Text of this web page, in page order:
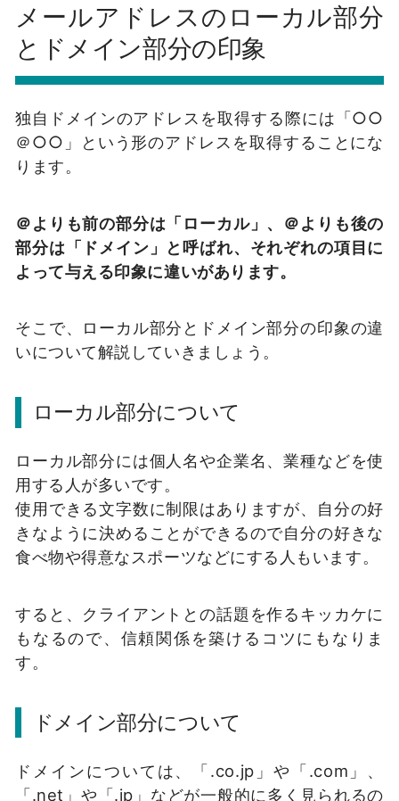
メールアドレスのローカル部分
とドメイン部分の印象
独自ドメインのアドレスを取得する際には「○○
＠○○」という形のアドレスを取得することにな
ります。
＠よりも前の部分は「ローカル」、＠よりも後の
部分は「ドメイン」と呼ばれ、それぞれの項目に
よって与える印象に違いがあります。
そこで、ローカル部分とドメイン部分の印象の違
いについて解説していきましょう。
ローカル部分について
ローカル部分には個人名や企業名、業種などを使
用する人が多いです。
使用できる文字数に制限はありますが、自分の好
きなように決めることができるので自分の好きな
食べ物や得意なスポーツなどにする人もいます。
すると、クライアントとの話題を作るキッカケに
もなるので、信頼関係を築けるコツにもなりま
す。
ドメイン部分について
ドメインについては、「.co.jp」や「.com」、
「.net」や「.jp」などが一般的に多く見られるの